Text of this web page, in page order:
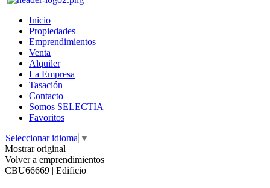
Inicio
Propiedades
Emprendimientos
Venta
Alquiler
La Empresa
Tasación
Contacto
Somos SELECTIA
Favoritos
Seleccionar idioma ▼
Mostrar original
Volver a emprendimientos
CBU66669 | Edificio